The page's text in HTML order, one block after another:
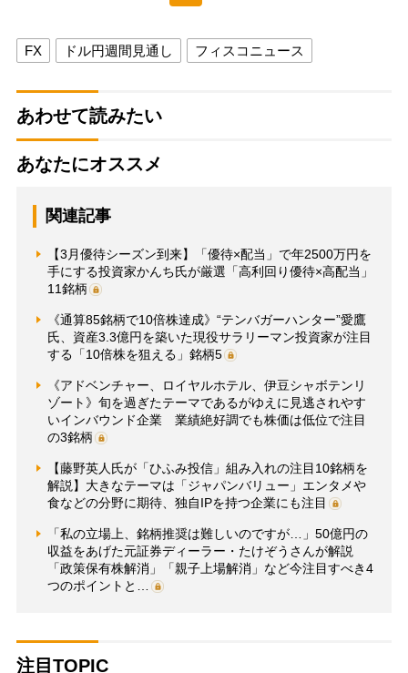
FX ドル円週間見通し フィスコニュース
あわせて読みたい
あなたにオススメ
関連記事
【3月優待シーズン到来】「優待×配当」で年2500万円を
手にする投資家かんち氏が厳選「高利回り優待×高配当」
11銘柄
《通算85銘柄で10倍株達成》“テンバガーハンター”愛鷹
氏、資産3.3億円を築いた現役サラリーマン投資家が注目
する「10倍株を狙える」銘柄5
《アドベンチャー、ロイヤルホテル、伊豆シャボテンリ
ゾート》旬を過ぎたテーマであるがゆえに見逃されやす
いインバウンド企業 業績絶好調でも株価は低位で注目
の3銘柄
【藤野英人氏が「ひふみ投信」組み入れの注目10銘柄を
解説】大きなテーマは「ジャパンバリュー」エンタメや
食などの分野に期待、独自IPを持つ企業にも注目
「私の立場上、銘柄推奨は難しいのですが…」50億円の
収益をあげた元証券ディーラー・たけぞうさんが解説
「政策保有株解消」「親子上場解消」など今注目すべき4
つのポイントと…
注目TOPIC